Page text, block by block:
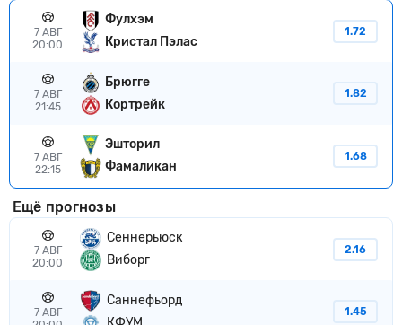
7 АВГ
20:00
Фулхэм
Кристал Пэлас
1.72
7 АВГ
21:45
Брюгге
Кортрейк
1.82
7 АВГ
22:15
Эшторил
Фамаликан
1.68
Ещё прогнозы
7 АВГ
20:00
Сеннерьюск
Виборг
2.16
7 АВГ
Саннефьорд
1.45